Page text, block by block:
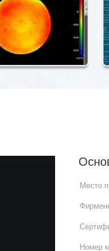
Место
Номер